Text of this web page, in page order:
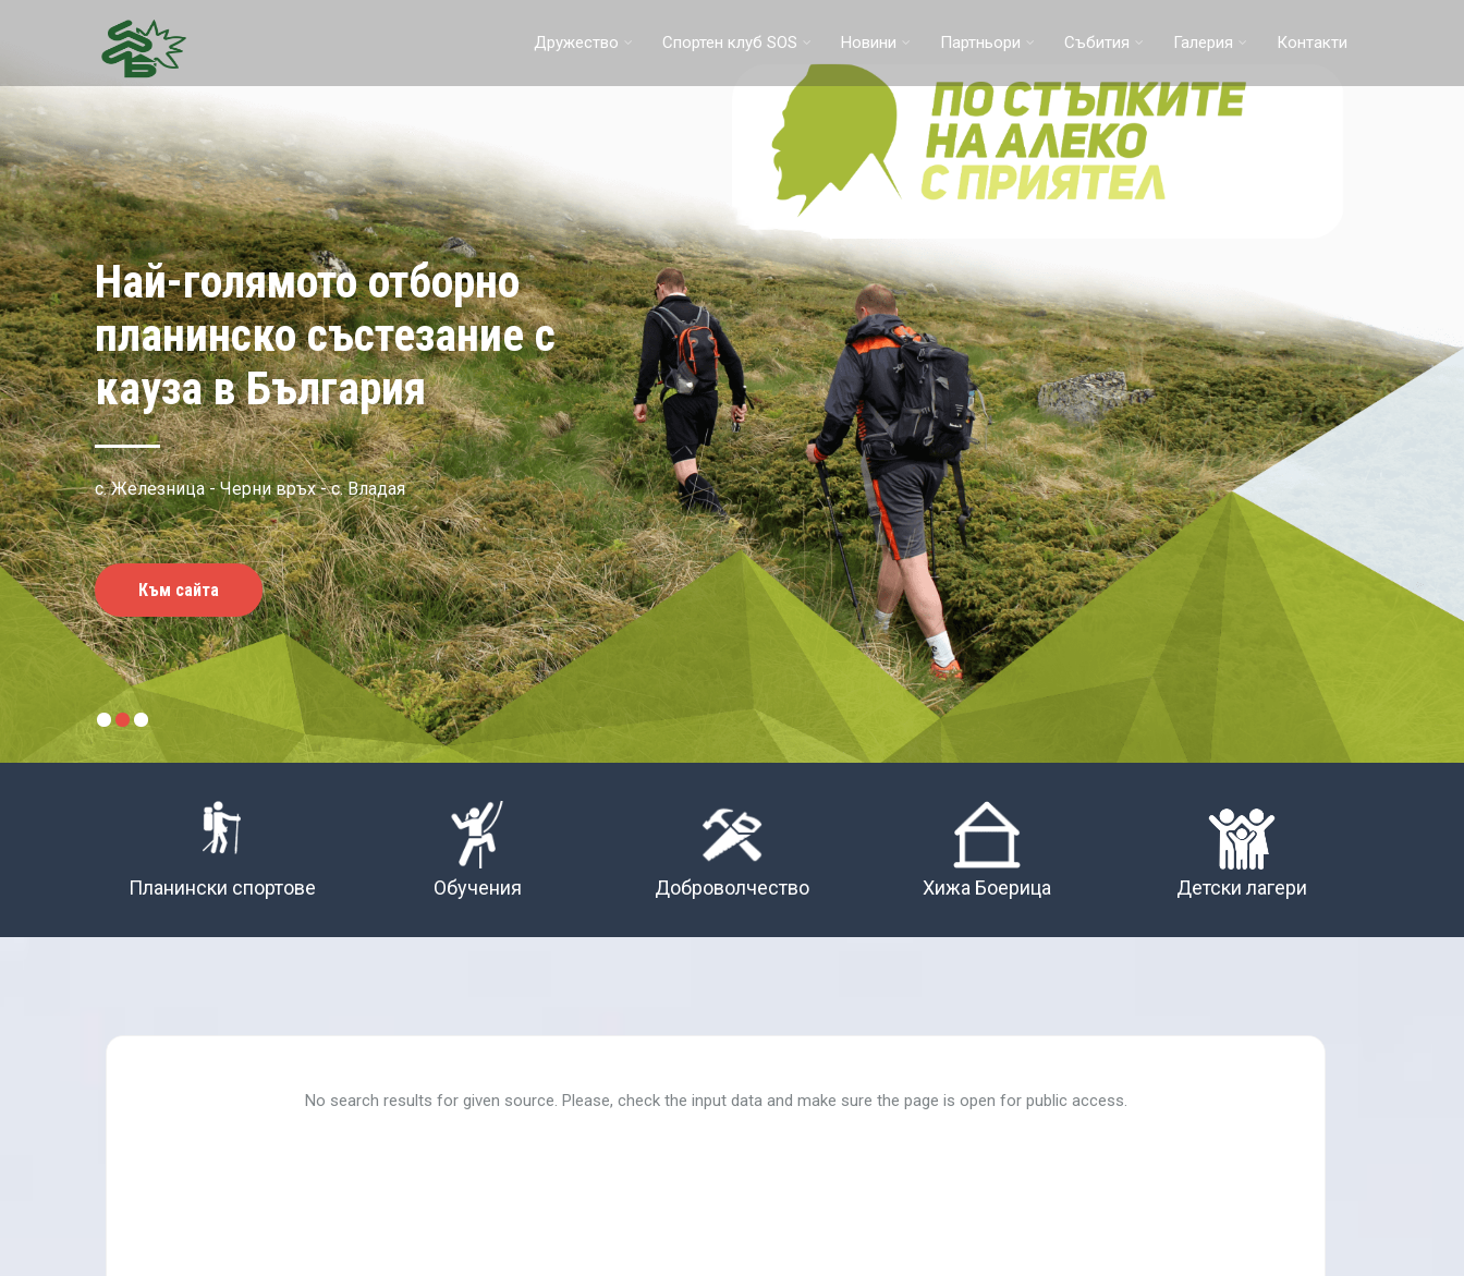
Дружество Спортен клуб SOS Новини Партньори Събития Галерия Контакти
Планински спортен клуб
SOS
Виж повече
Планински спортове Обучения Доброволчество Хижа Боерица Детски лагери
No search results for given source. Please, check the input data and make sure the page is open for public access.